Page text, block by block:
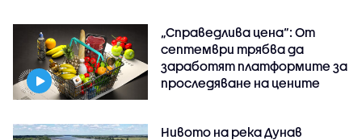
„Справедлива цена“: От
септември трябва да
заработят платформите за
проследяване на цените
Нивото на река Дунав